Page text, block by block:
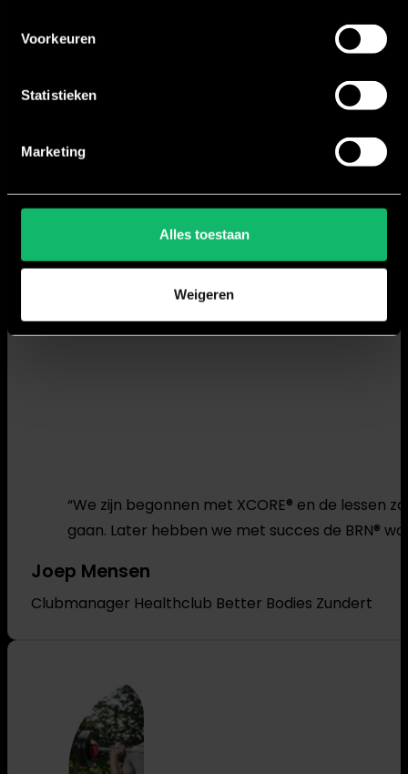
Voorkeuren
Statistieken
Marketing
Alles toestaan
Weigeren
“We zijn begonnen met XCORE® en de
gaan. Later hebben we met succes de BRN®
Joep Mensen
Clubmanager Healthclub Better Bodies Zundert